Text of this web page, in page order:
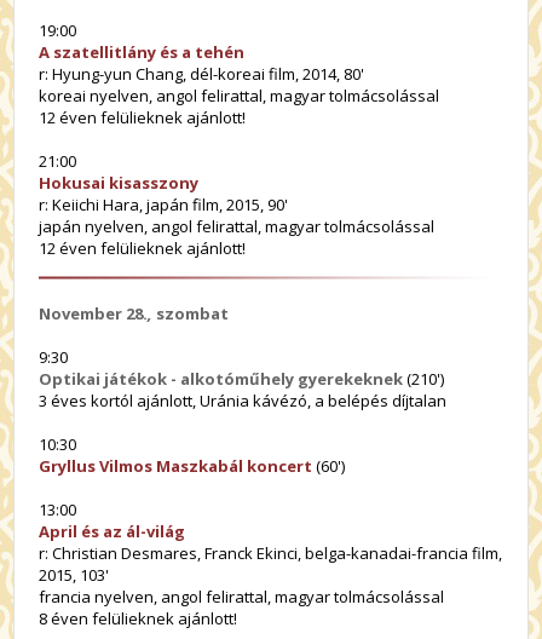
19:00
A szatellitlány és a tehén
r: Hyung-yun Chang, dél-koreai film, 2014, 80'
koreai nyelven, angol felirattal, magyar tolmácsolással
12 éven felülieknek ajánlott!
21:00
Hokusai kisasszony
r: Keiichi Hara, japán film, 2015, 90'
japán nyelven, angol felirattal, magyar tolmácsolással
12 éven felülieknek ajánlott!
November 28., szombat
9:30
Optikai játékok - alkotóműhely gyerekeknek(210')
3 éves kortól ajánlott, Uránia kávézó, a belépés díjtalan
10:30
Gryllus Vilmos Maszkabál koncert (60')
13:00
April és az ál-világ
r: Christian Desmares, Franck Ekinci, belga-kanadai-francia film,
2015, 103'
francia nyelven, angol felirattal, magyar tolmácsolással
8 éven felülieknek ajánlott!